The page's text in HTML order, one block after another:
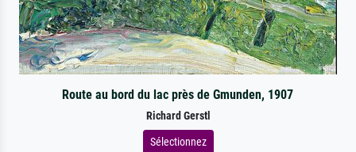
Route au bord du lac près de Gmunden, 1907
Richard Gerstl
Sélectionnez